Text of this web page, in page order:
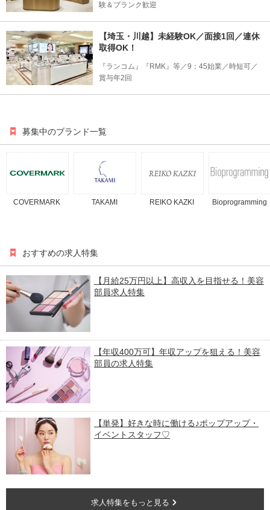
験＆ブランク歓迎
【埼玉・川越】未経験OK／面接1回／連休
取得OK！
『ランコム』『RMK』等／9：45始業／時短可／
賞与年2回
募集中のブランド一覧
COVERMARK TAKAMI REIKO KAZKI Bioprogramming
おすすめの求人特集
【月給25万円以上】高収入を目指せる！美容
部員求人特集
【年収400万可】年収アップを狙える！美容
部員の求人特集
【単発】好きな時に働ける♪ポップアップ・
イベントスタッフ♡
求人特集をもっと見る